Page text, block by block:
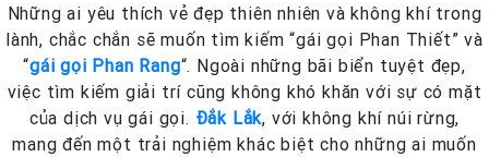
Những ai yêu thích vẻ đẹp thiên nhiên và không khí trong
lành, chắc chắn sẽ muốn tìm kiếm “gái gọi Phan Thiết” và
“gái gọi Phan Rang“. Ngoài những bãi biển tuyệt đẹp,
việc tìm kiếm giải trí cũng không khó khăn với sự có mặt
của dịch vụ gái gọi. Đắk Lắk, với không khí núi rừng,
mang đến một trải nghiệm khác biệt cho những ai muốn